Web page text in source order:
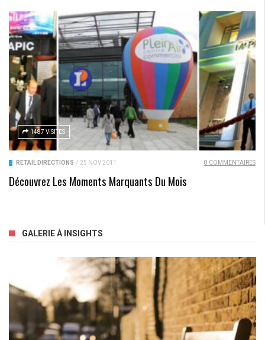
1487 VISITES
RETAIL DIRECTIONS / 25 NOV 2011 8 COMMENTAIRES
Découvrez Les Moments Marquants Du Mois
GALERIE À INSIGHTS